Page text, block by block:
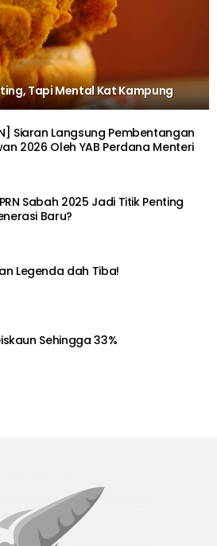
Tapi Mental Kat Kampung
Siaran Langsung Pembentangan
2026 Oleh YAB Perdana Menteri
Sabah 2025 Jadi Titik Penting
Baru?
Legenda dah Tiba!
Sehingga 33%